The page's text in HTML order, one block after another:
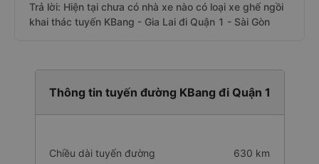
Trả lời: Hiện tại chưa có nhà xe nào có loại xe ghế ngồi
khai thác tuyến KBang - Gia Lai đi Quận 1 - Sài Gòn
Thông tin tuyến đường KBang đi Quận 1
Chiều dài tuyến đường 630 km